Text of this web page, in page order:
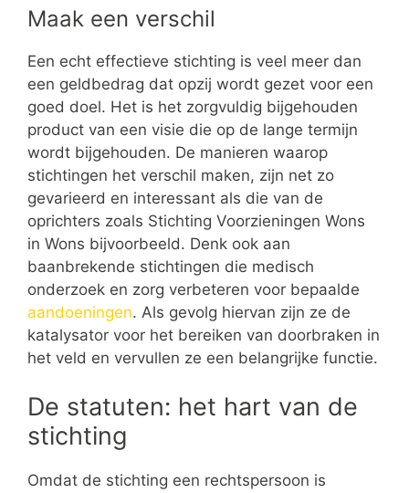
Maak een verschil
Een echt effectieve stichting is veel meer dan
een geldbedrag dat opzij wordt gezet voor een
goed doel. Het is het zorgvuldig bijgehouden
product van een visie die op de lange termijn
wordt bijgehouden. De manieren waarop
stichtingen het verschil maken, zijn net zo
gevarieerd en interessant als die van de
oprichters zoals Stichting Voorzieningen Wons
in Wons bijvoorbeeld. Denk ook aan
baanbrekende stichtingen die medisch
onderzoek en zorg verbeteren voor bepaalde
aandoeningen. Als gevolg hiervan zijn ze de
katalysator voor het bereiken van doorbraken in
het veld en vervullen ze een belangrijke functie.
De statuten: het hart van de
stichting
Omdat de stichting een rechtspersoon is